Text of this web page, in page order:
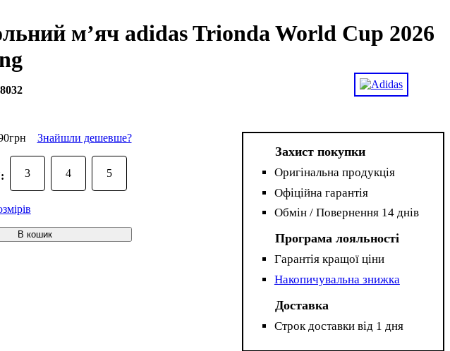
м’яч adidas Trionda World Cup 2026
грн Знайшли дешевше?
3 4 5
В кошик
Захист покупки
Оригінальна продукція
Офіційна гарантія
Обмін / Повернення 14 днів
Програма лояльності
Гарантія кращої ціни
Накопичувальна знижка
Доставка
Строк доставки від 1 дня